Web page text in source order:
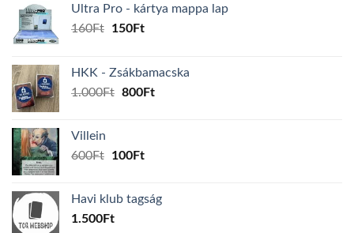
Ultra Pro - kártya mappa lap
160Ft
Original
160Ft.
150FtCurrent
150Ft.
HKK - Zsákbamacska
1.000Ft Original
800FtCurrent
Villein
600Ft
Original
600Ft.
100FtCurrent
100Ft.
Havi klub tagság
1.500Ft